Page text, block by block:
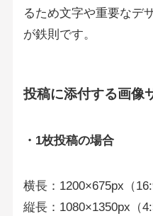
るため文字や重要なデ
が鉄則です。
投稿に添付する画像
・1枚投稿の場合
横長：1200×675px（
縦長：1080×1350px（